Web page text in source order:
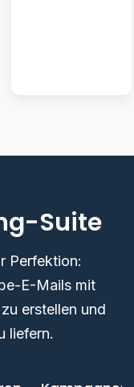
Suite
Perfektion:
E-Mails mit
erstellen und
liefern.